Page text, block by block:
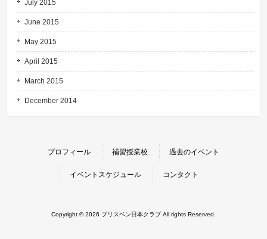
July 2015
June 2015
May 2015
April 2015
March 2015
December 2014
プロフィール 補習授業校 過去のイベント
イベントスケジュール コンタクト
Copyright © 2026 ブリスベン日本クラブ All rights Reserved.